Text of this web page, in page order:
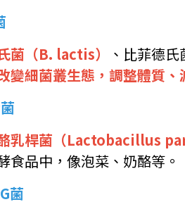
菌（B. lactis）
、比菲德
變細菌叢生態，調整體質
乳桿菌（Lactobacillus
食品中，像泡菜、奶酪等。
菌